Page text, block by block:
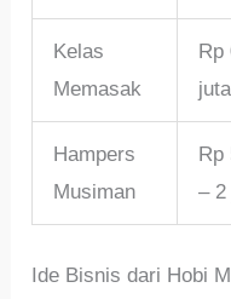
Kelas
Memasak
Rp
juta
Hampers
Musiman
Rp
– 2
Ide Bisnis dari Hobi